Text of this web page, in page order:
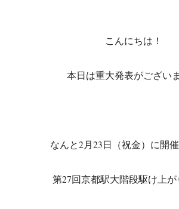
こんにちは！
本日は重大発表がござい
なんと2月23日（祝金）に開
第27回京都駅大階段駆け上が